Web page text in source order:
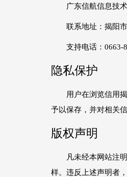
广东信航信息技术
联系地址：揭阳市
支持电话：0663-
隐私保护
用户在浏览信用揭
予以保存，并对相关
版权声明
凡未经本网站注明
样。违反上述声明者